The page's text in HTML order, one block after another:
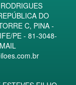
DO
C, PINA -
PE - 81-3048-